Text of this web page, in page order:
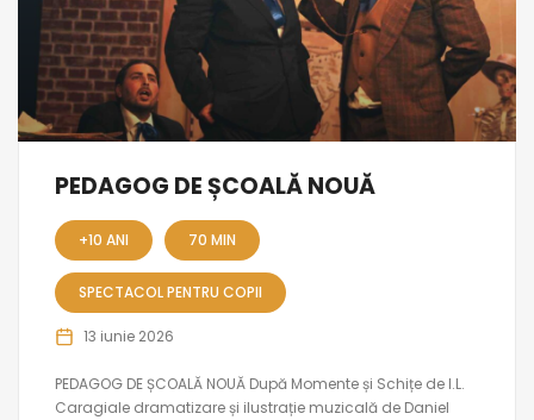
PEDAGOG DE ȘCOALĂ NOUĂ
+10 ANI 70 MIN
SPECTACOL PENTRU COPII
13 iunie 2026
PEDAGOG DE ȘCOALĂ NOUĂ După Momente și Schițe de I.L.
Caragiale dramatizare și ilustrație muzicală de Daniel